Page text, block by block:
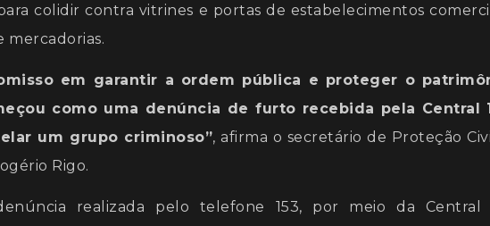
colidir contra vitrines e portas de estabelecimentos
em garantir a ordem pública e proteger o
como uma denúncia de furto recebida pela Central
um grupo criminoso”, afirma o secretário de Proteção
Rigo.
realizada pelo telefone 153, por meio da Central